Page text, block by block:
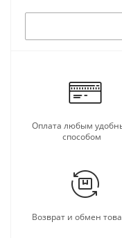
Оплата любым
способом
Возврат и обмен